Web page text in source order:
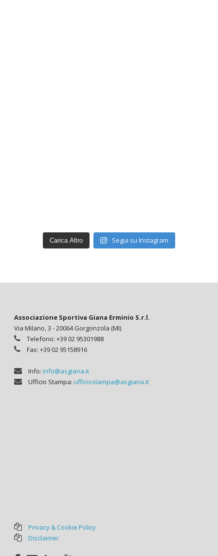
Carica Altro Segui su Instagram
Associazione Sportiva Giana Erminio S.r.l.
Via Milano, 3 - 20064 Gorgonzola (MI)
Telefono: +39 02 95301988
Fax: +39 02 95158916
Info: info@asgiana.it
Ufficio Stampa: ufficiostampa@asgiana.it
Privacy & Cookie Policy
Disclaimer